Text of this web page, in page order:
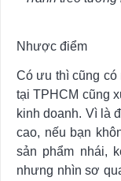
Nhược điểm
Có ưu thì cũng
tại TPHCM cũng
kinh doanh. Vì là
cao, nếu bạn
sản phẩm nhái,
nhưng nhìn sơ